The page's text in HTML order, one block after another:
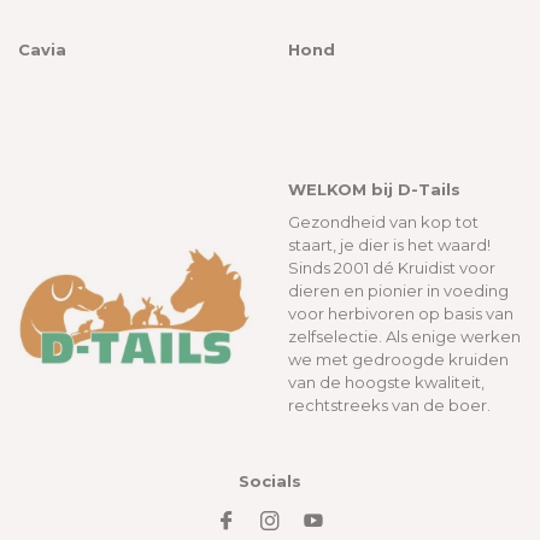
Cavia Hond
WELKOM bij D-Tails
Gezondheid van kop tot
staart, je dier is het waard!
Sinds 2001 dé Kruidist voor
dieren en pionier in voeding
voor herbivoren op basis van
zelfselectie. Als enige werken
we met gedroogde kruiden
van de hoogste kwaliteit,
rechtstreeks van de boer.
Socials